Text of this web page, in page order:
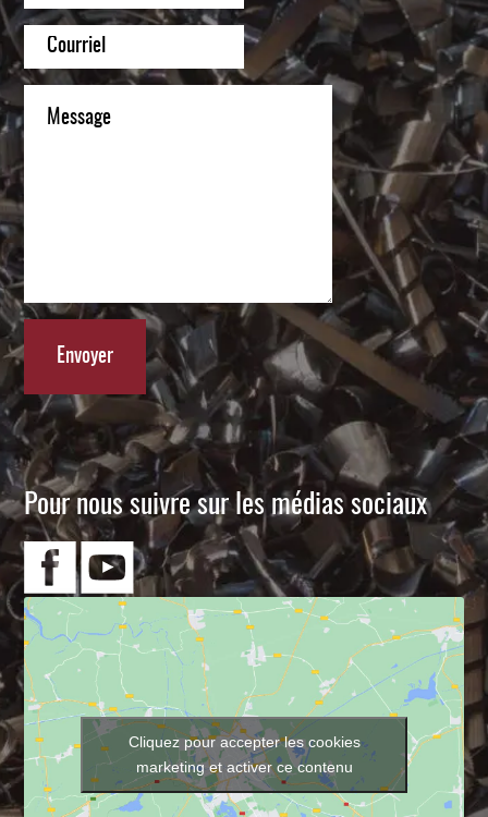
Pour nous suivre sur les médias sociaux
Cliquez pour accepter les cookies
marketing et activer ce contenu